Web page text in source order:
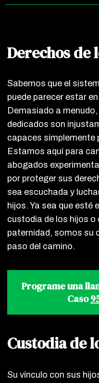
ci
Derechos de
Sabemos que el
puede parecer estar
Demasiado a
dedicados son
capaces simplemente
Estamos aquí para
abogados
por proteger sus
sea escuchada y
hijos. Ya sea que esté
custodia de los hijos o
paternidad, somos su
paso del camino.
Programe una
Caso
Custodia de
Su vínculo con sus